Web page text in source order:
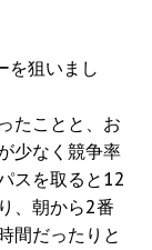
を狙いまし
たことと、お
少なく競争率
スを取ると12
、朝から2番
間だったりと